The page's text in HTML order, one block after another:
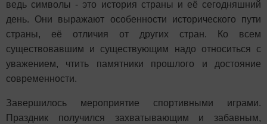
ведь символы - это история страны и её сегодняшний
день. Они выражают особенности исторического пути
страны, её отличия от других стран. Ко всем
существовавшим и существующим надо относиться с
уважением, чтить памятники прошлого и достояние
современности.
Завершилось мероприятие спортивными играми.
Праздник получился захватывающим и забавным,